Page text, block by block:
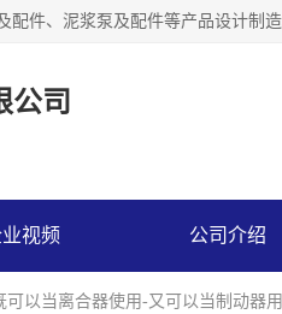
公司
视频 公司介绍
以当离合器使用-又可以当制动器用